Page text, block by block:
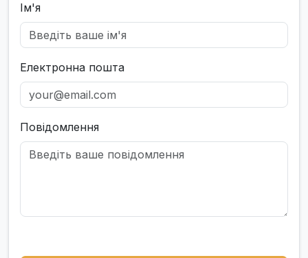
Ім'я
Електронна пошта
Повідомлення